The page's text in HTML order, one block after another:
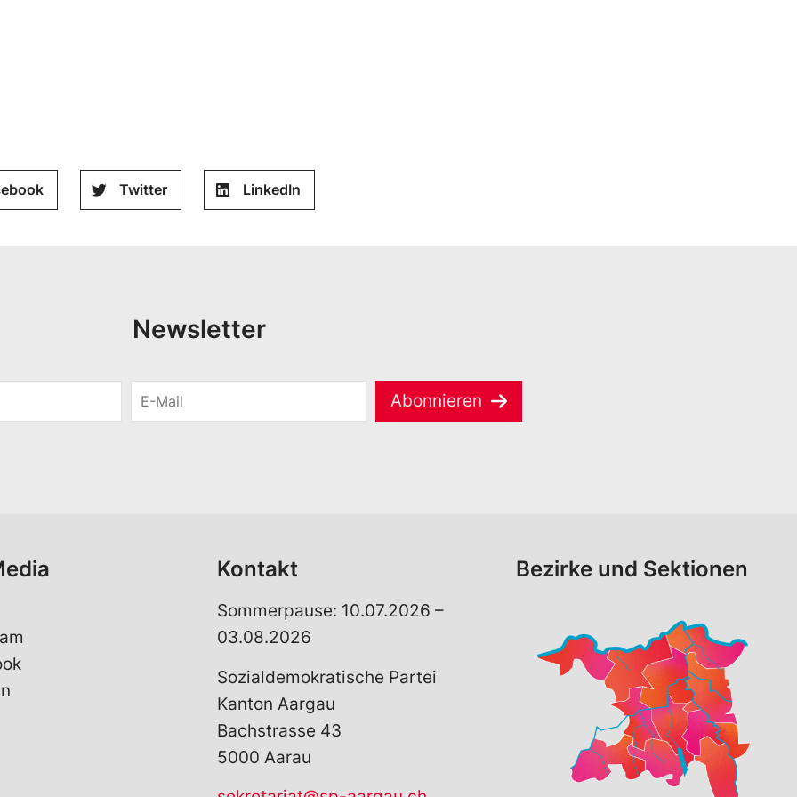
Twitter LinkedIn
Newsletter
M
Abonnieren
Kontakt
Sommerpause: 10.07.2026 –
03.08.2026
Sozialdemokratische Partei
Kanton Aargau
Bachstrasse 43
5000 Aarau
Bezirke und Sektionen